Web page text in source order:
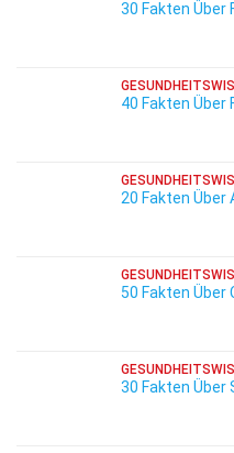
30 Fakten Über
40 Fakten
20 Fakten
50 Fakten Über
30 Fakten Über